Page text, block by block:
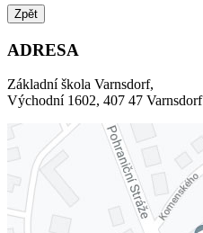
Zpět
ADRESA
Základní škola Varnsdorf,
Východní 1602, 407 47 Varnsdorf